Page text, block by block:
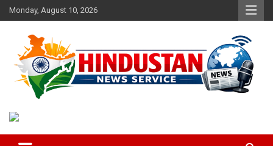
Skip
to
Monday, August 10, 2026
Hindustan News Service